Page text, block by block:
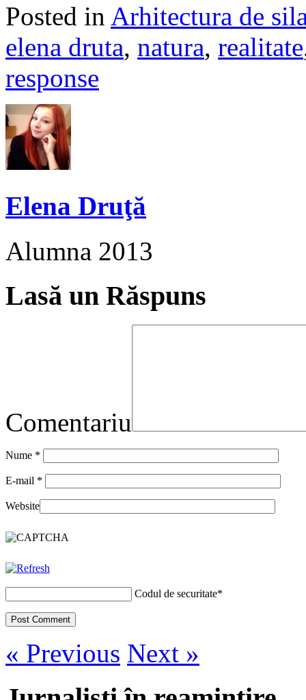
Posted in Arhitectura de
elena druta, natura, realitate
response
Elena Druţă
Alumna 2013
Lasă un Răspuns
Comentariu
Nume *
E-mail *
Website
Codul de securitate*
« Previous Next »